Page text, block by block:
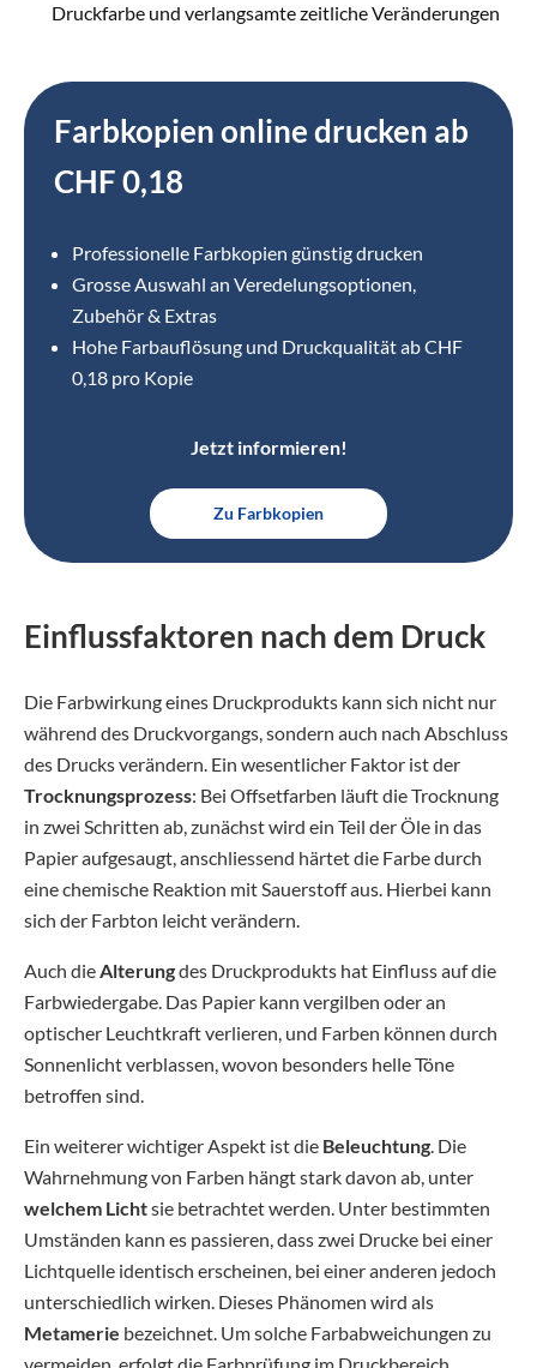
Druckfarbe und verlangsamte zeitliche Veränderungen
Farbkopien online drucken ab
CHF 0,18
Professionelle Farbkopien günstig drucken
Grosse Auswahl an Veredelungsoptionen,
Zubehör & Extras
Hohe Farbauflösung und Druckqualität ab CHF
0,18 pro Kopie
Jetzt informieren!
Zu Farbkopien
Einflussfaktoren nach dem Druck
Die Farbwirkung eines Druckprodukts kann sich nicht nur
während des Druckvorgangs, sondern auch nach Abschluss
des Drucks verändern. Ein wesentlicher Faktor ist der
Trocknungsprozess: Bei Offsetfarben läuft die Trocknung
in zwei Schritten ab, zunächst wird ein Teil der Öle in das
Papier aufgesaugt, anschliessend härtet die Farbe durch
eine chemische Reaktion mit Sauerstoff aus. Hierbei kann
sich der Farbton leicht verändern.
Auch dieAlterungdes Druckprodukts hat Einfluss auf die
Farbwiedergabe. Das Papier kann vergilben oder an
optischer Leuchtkraft verlieren, und Farben können durch
Sonnenlicht verblassen, wovon besonders helle Töne
betroffen sind.
Ein weiterer wichtiger Aspekt ist die Beleuchtung. Die
Wahrnehmung von Farben hängt stark davon ab, unter
welchem Lichtsie betrachtet werden. Unter bestimmten
Umständen kann es passieren, dass zwei Drucke bei einer
Lichtquelle identisch erscheinen, bei einer anderen jedoch
unterschiedlich wirken. Dieses Phänomen wird als
Metamerie bezeichnet. Um solche Farbabweichungen zu